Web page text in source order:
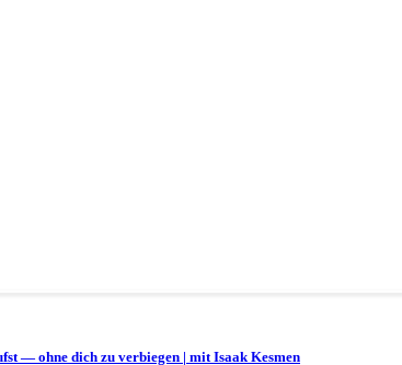
— ohne dich zu verbiegen | mit Isaak Kesmen